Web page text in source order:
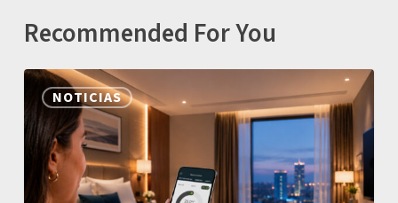
Recommended For You
NOTICIAS
Nonius
Mobile
Expande
Controlo